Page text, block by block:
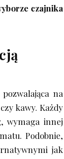
czajnika
na
kawy. Każdy
wymaga innej
Podobnie,
jak